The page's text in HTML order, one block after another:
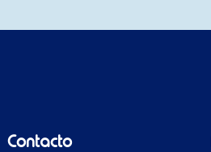
Contacto